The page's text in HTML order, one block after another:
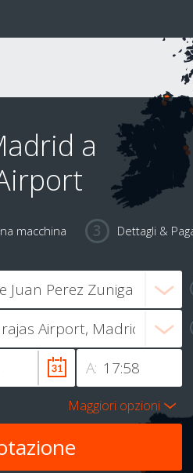
a
macchina Dettagli &
A:
Maggiori opzioni